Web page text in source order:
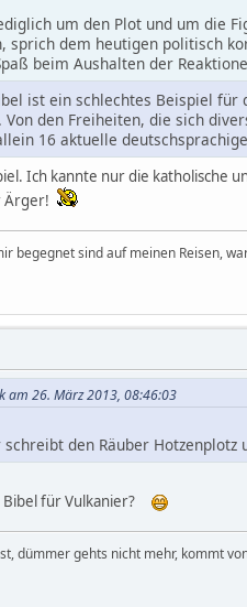
um den Plot und um die
sprich dem heutigen politisch
beim Aushalten der
ist ein schlechtes Beispiel für
Von den Freiheiten, die sich
16 aktuelle
Ich kannte nur die katholische
Ärger!
begegnet sind auf meinen Reisen,
am 26. März 2013, 08:46:03
den Räuber
Bibel für Vulkanier?
dümmer gehts nicht mehr, kommt